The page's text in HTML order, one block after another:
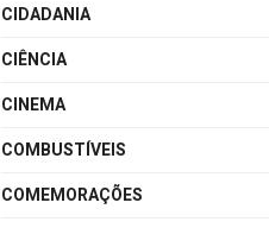
CIDADANIA
CIÊNCIA
CINEMA
COMBUSTÍVEIS
COMEMORAÇÕES